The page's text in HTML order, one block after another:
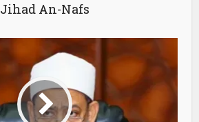
Jihad An-Nafs